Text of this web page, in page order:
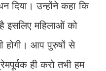
दिया। उन्होंने कहा कि
इसलिए महिलाओं को
होगी। आप पुरुषों से
ही करो तभी हम